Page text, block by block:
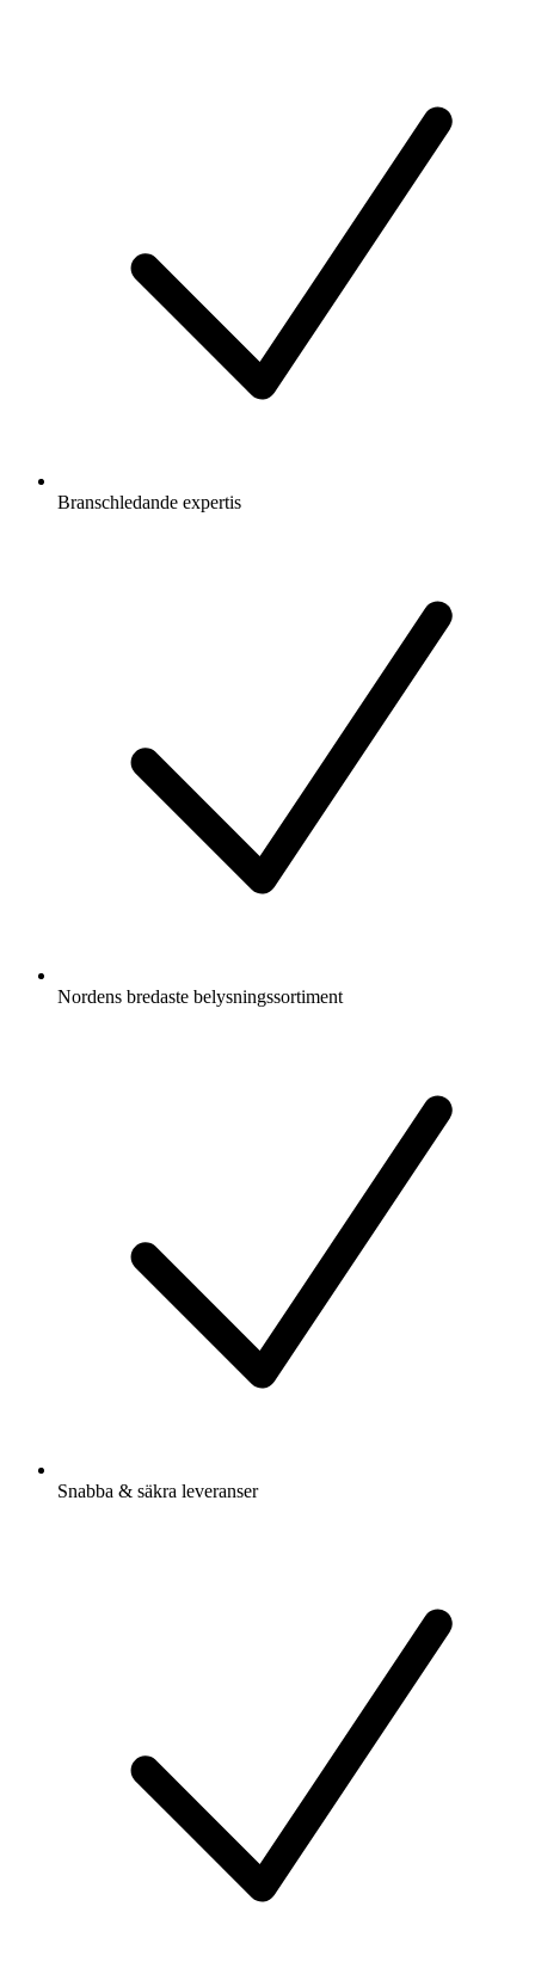
Branschledande expertis
Nordens bredaste belysningssortiment
Snabba & säkra leveranser